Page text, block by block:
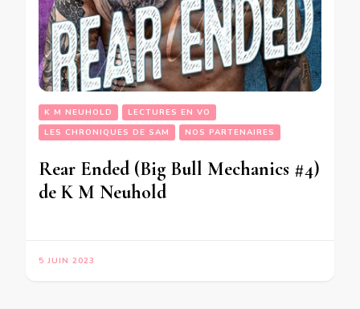
K M NEUHOLD
LECTURES EN VO
LES CHRONIQUES DE SAM
NOS PARTENAIRES
Rear Ended (Big Bull Mechanics #4)
de K M Neuhold
5 JUIN 2023